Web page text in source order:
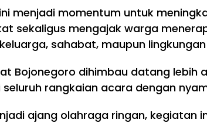
menjadi momentum untuk
sekaligus mengajak warga
sahabat, maupun
Bojonegoro dihimbau datang lebih
rangkaian acara dengan
ajang olahraga ringan, kegiatan